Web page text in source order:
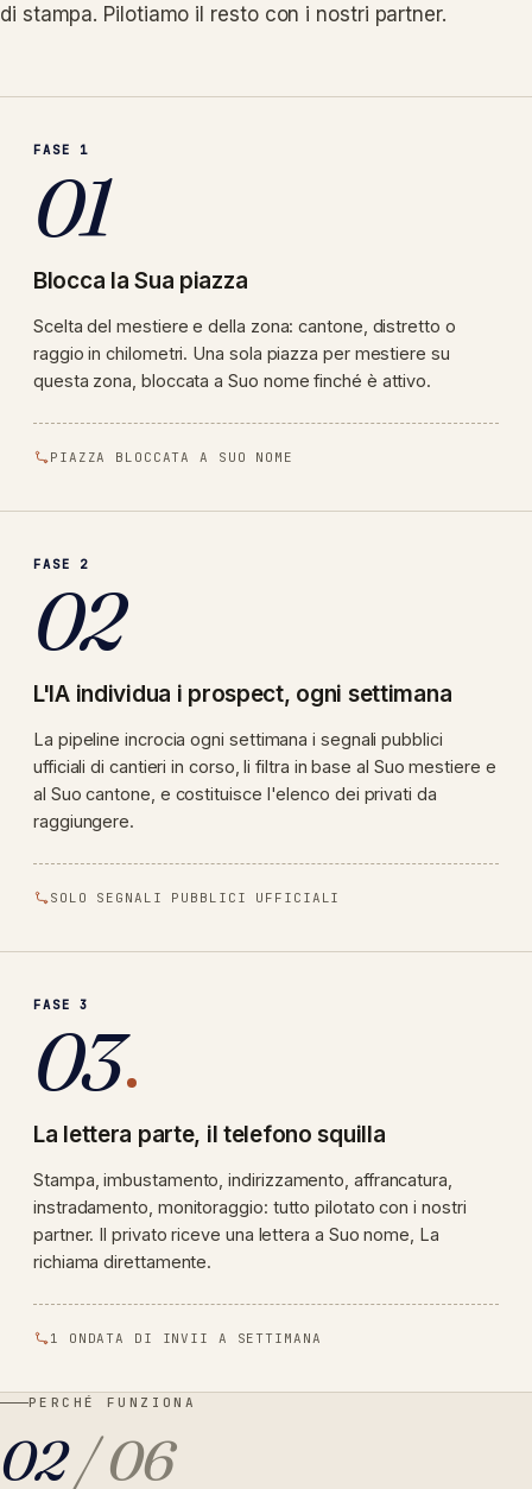
di stampa. Pilotiamo il resto con i nostri partner.
FASE 1
01
Blocca la Sua piazza
Scelta del mestiere e della zona: cantone, distretto o
raggio in chilometri. Una sola piazza per mestiere su
questa zona, bloccata a Suo nome finché è attivo.
PIAZZA BLOCCATA A SUO NOME
FASE 2
02
L'IA individua i prospect, ogni settimana
La pipeline incrocia ogni settimana i segnali pubblici
ufficiali di cantieri in corso, li filtra in base al Suo mestiere e
al Suo cantone, e costituisce l'elenco dei privati da
raggiungere.
SOLO SEGNALI PUBBLICI UFFICIALI
FASE 3
03
La lettera parte, il telefono squilla
Stampa, imbustamento, indirizzamento, affrancatura,
instradamento, monitoraggio: tutto pilotato con i nostri
partner. Il privato riceve una lettera a Suo nome, La
richiama direttamente.
1 ONDATA DI INVII A SETTIMANA
PERCHÉ FUNZIONA
02/ 06